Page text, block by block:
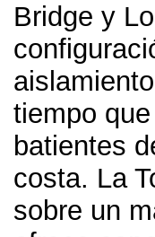
Bridge y
tiempo
batientes
costa. La
sobre un